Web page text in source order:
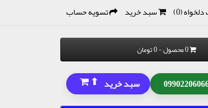
(0) سبد خرید تسویه حساب
0 محصول - 0 تومان
سبد خرید ⬆